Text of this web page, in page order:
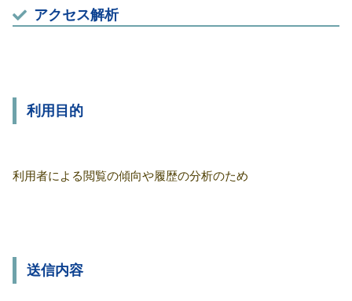
アクセス解析
利用目的
利用者による閲覧の傾向や履歴の分析のため
送信内容